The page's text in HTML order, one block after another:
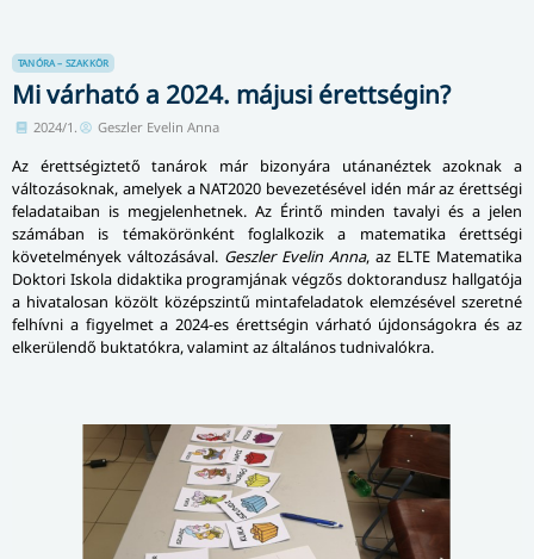
TANÓRA – SZAKKÖR
Mi várható a 2024. májusi érettségin?
2024/1. Geszler Evelin Anna
Az érettségiztető tanárok már bizonyára utánanéztek azoknak a
változásoknak, amelyek a NAT2020 bevezetésével idén már az érettségi
feladataiban is megjelenhetnek. Az Érintő minden tavalyi és a jelen
számában is témakörönként foglalkozik a matematika érettségi
követelmények változásával. Geszler Evelin Anna, az ELTE Matematika
Doktori Iskola didaktika programjának végzős doktorandusz hallgatója
a hivatalosan közölt középszintű mintafeladatok elemzésével szeretné
felhívni a figyelmet a 2024-es érettségin várható újdonságokra és az
elkerülendő buktatókra, valamint az általános tudnivalókra.